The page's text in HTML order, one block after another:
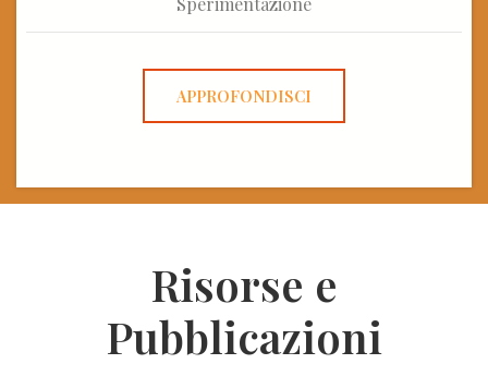
APPROFONDISCI
Risorse e
Pubblicazioni